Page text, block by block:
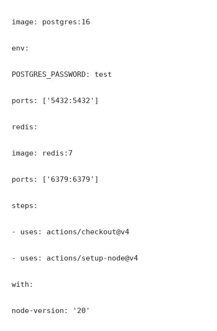
image: postgres:16
env:
POSTGRES_PASSWORD: test
ports: ['5432:5432']
redis:
image: redis:7
ports: ['6379:6379']
steps:
- uses: actions/checkout@v4
- uses: actions/setup-node@v4
with:
node-version: '20'